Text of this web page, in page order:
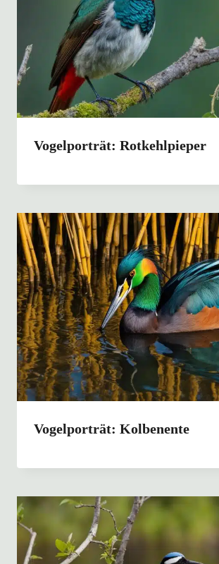
Vogelporträt: Rotkehlpieper
Vogelporträt: Kolbenente